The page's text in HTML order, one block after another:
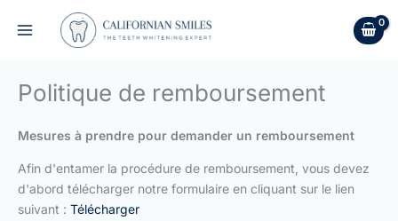
Politique de remboursement
Mesures à prendre pour demander un remboursement
Afin d'entamer la procédure de remboursement, vous devez
d'abord télécharger notre formulaire en cliquant sur le lien
suivant : Télécharger